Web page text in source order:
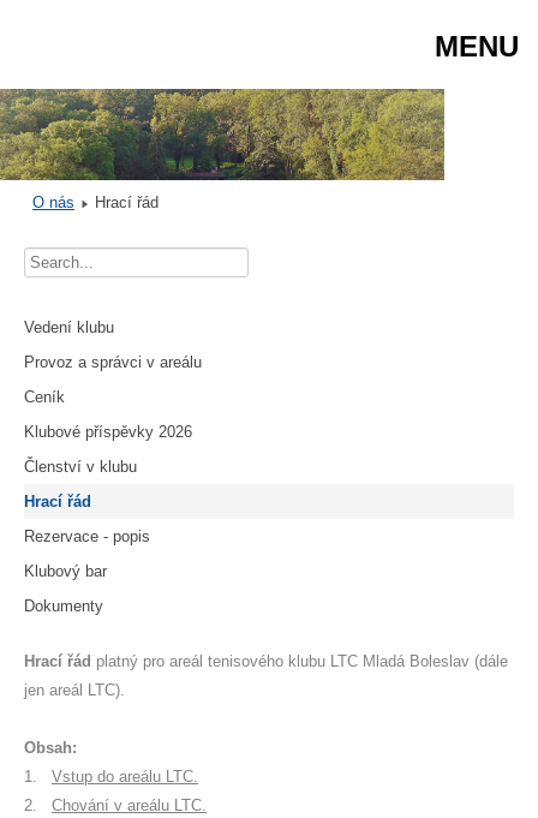
MENU
O nás Hrací řád
Vedení klubu
Provoz a správci v areálu
Ceník
Klubové příspěvky 2026
Členství v klubu
Hrací řád
Rezervace - popis
Klubový bar
Dokumenty
Hrací řád platný pro areál tenisového klubu LTC Mladá Boleslav (dále
jen areál LTC).
Obsah:
1. Vstup do areálu LTC.
2. Chování v areálu LTC.